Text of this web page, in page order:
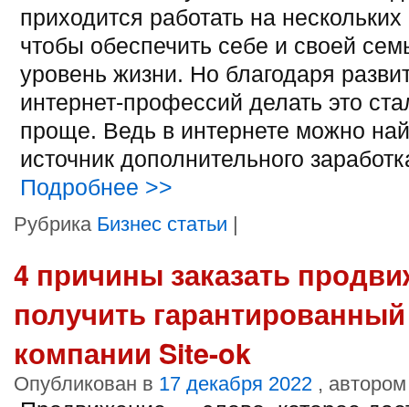
приходится работать на
чтобы обеспечить себе и своей
уровень жизни. Но благодаря
интернет-профессий делать это
проще. Ведь в интернете можно
источник дополнительного
Подробнее >>
Рубрика Бизнес статьи |
4 причины заказать
получить гарантированный
компании Site-ok
Опубликован в 17 декабря 2022 , автором